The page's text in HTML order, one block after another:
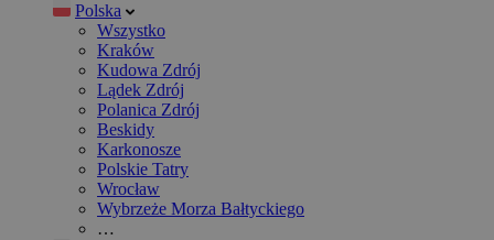
Polska
Wszystko
Kraków
Kudowa Zdrój
Lądek Zdrój
Polanica Zdrój
Beskidy
Karkonosze
Polskie Tatry
Wrocław
Wybrzeże Morza Bałtyckiego
…